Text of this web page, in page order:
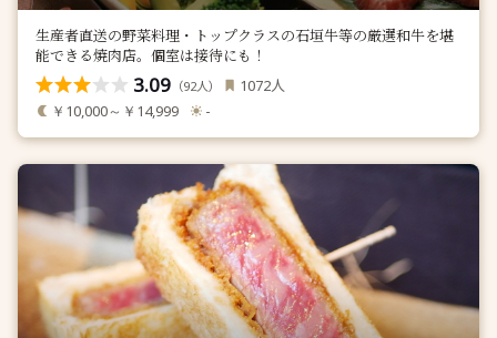
生産者直送の野菜料理・トップクラスの石垣牛等の厳選和牛を堪
能できる焼肉店。個室は接待にも！
3.09 （92人） 1072人
￥10,000～￥14,999 -